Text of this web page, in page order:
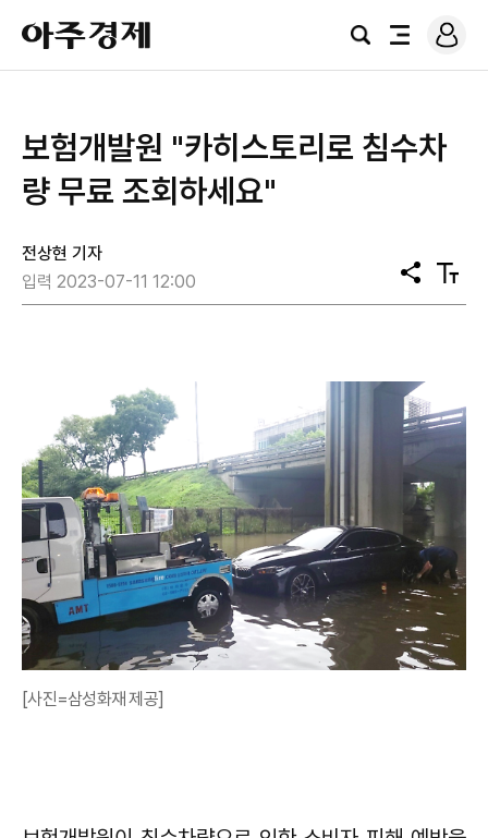
아
주
경
검
전
로
그
보험개발원 "카히스토리로 침수차
량 무료 조회하세요"
전상현 기자
입력 2023-07-11 12:00
공
유
텍
스
[사진=삼성화재 제공]